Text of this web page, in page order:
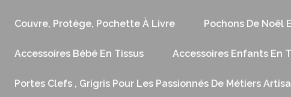
Couvre, Protège, Pochette À Livre Pochons De Noël
Accessoires Bébé En Tissus Accessoires Enfants En
Portes Clefs , Grigris Pour Les Passionnés De Métiers